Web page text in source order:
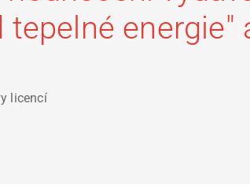
energie"
licencí